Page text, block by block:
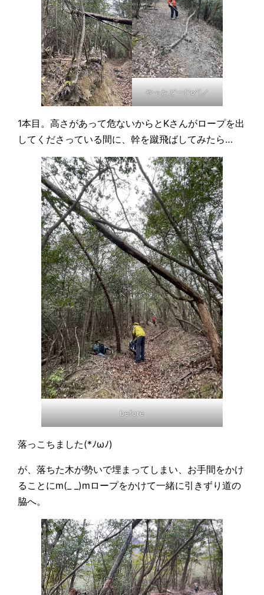
やったどー(^o^)／
1本目。高さがあって危ないからとKさんがロープを出
してくださっている間に、幹を蹴飛ばしてみたら…
before
落っこちました(*ﾉωﾉ)
が、落ちた木が勢いで埋まってしまい、お手間をかけ
ることにm(_ _)mロープをかけて一緒に引きずり道の
脇へ。